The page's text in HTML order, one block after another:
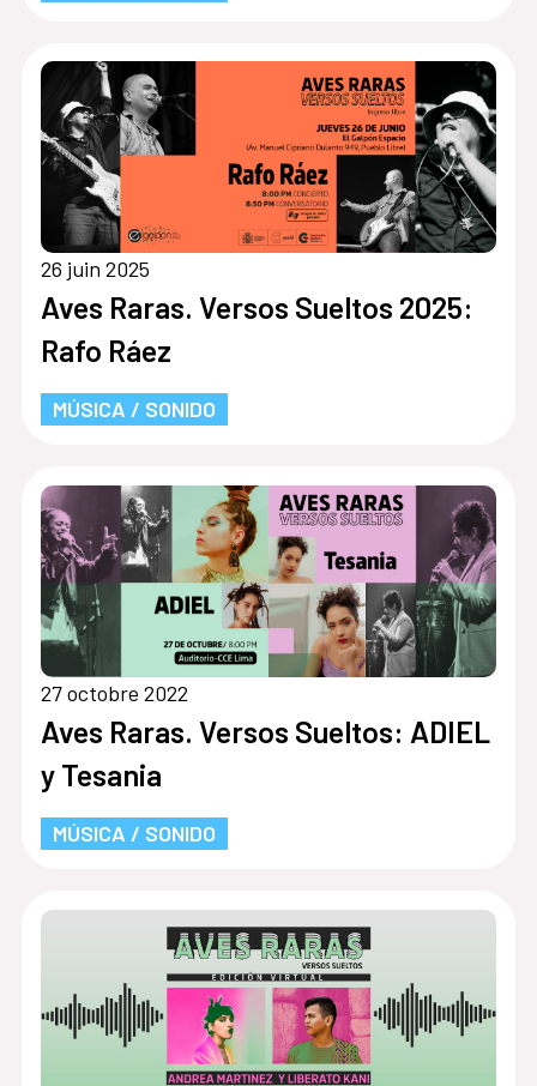
26 juin 2025
Aves Raras. Versos Sueltos 2025:
Rafo Ráez
MÚSICA / SONIDO
27 octobre 2022
Aves Raras. Versos Sueltos: ADIEL
y Tesania
MÚSICA / SONIDO